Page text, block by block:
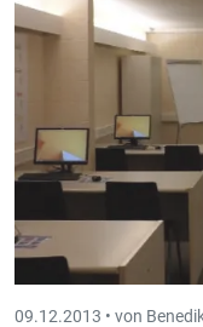
09.12.2013 • von